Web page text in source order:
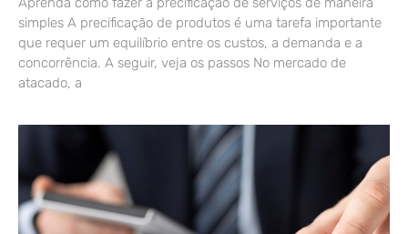
simples A precificação de produtos é uma tarefa importante
que requer um equilíbrio entre os custos, a demanda e a
concorrência. A seguir, veja os passos No mercado de
atacado, a